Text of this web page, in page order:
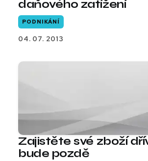
daňového zatížení
PODNIKÁNÍ
04. 07. 2013
Zajistěte své zboží
bude pozdě